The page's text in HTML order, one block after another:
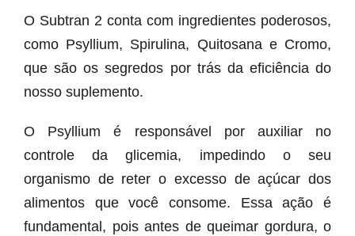
O Subtran 2 conta com ingredientes poderosos,
como Psyllium, Spirulina, Quitosana e Cromo,
que são os segredos por trás da eficiência do
nosso suplemento.
O Psyllium é responsável por auxiliar no
controle da glicemia, impedindo o seu
organismo de reter o excesso de açúcar dos
alimentos que você consome. Essa ação é
fundamental, pois antes de queimar gordura, o